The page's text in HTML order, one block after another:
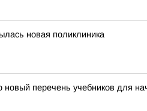
новая поликлиника
перечень учебников для